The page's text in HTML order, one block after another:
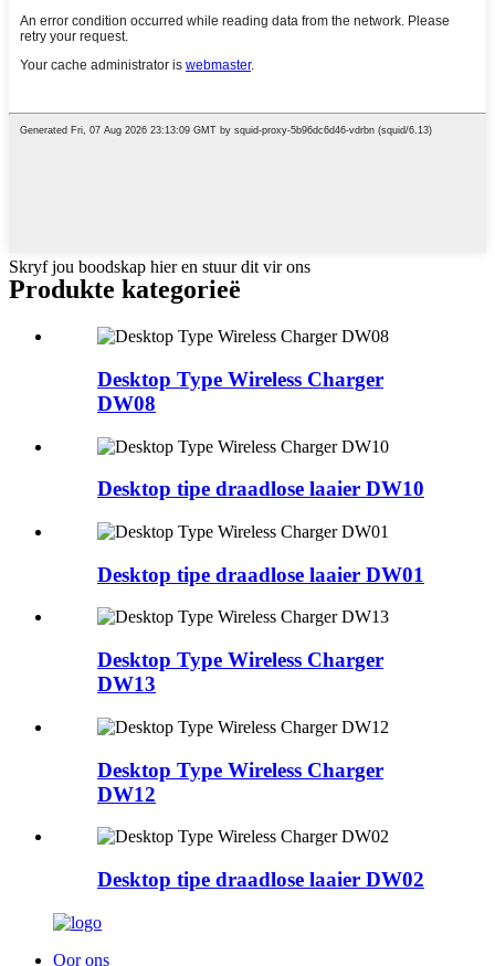
Skryf jou boodskap hier en stuur dit vir ons
Produkte kategorieë
Desktop Type Wireless Charger
DW08
Desktop tipe draadlose laaier DW10
Desktop tipe draadlose laaier DW01
Desktop Type Wireless Charger
DW13
Desktop Type Wireless Charger
DW12
Desktop tipe draadlose laaier DW02
Oor ons